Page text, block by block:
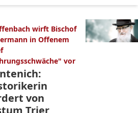
wirft Bischof
in Offenem
vor
von
Trier